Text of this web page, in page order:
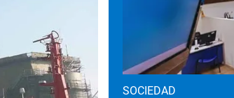
SOCIEDAD